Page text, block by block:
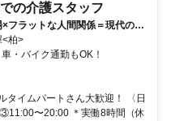
の介護スタッフ
フラットな人間関係＝現代の介
<柏>
アクセス: 常磐線 柏駅（徒歩20分） 車・バイク通勤もOK！
イムパートさん大歓迎！ 〈日
〜20:00 ＊実働8時間（休